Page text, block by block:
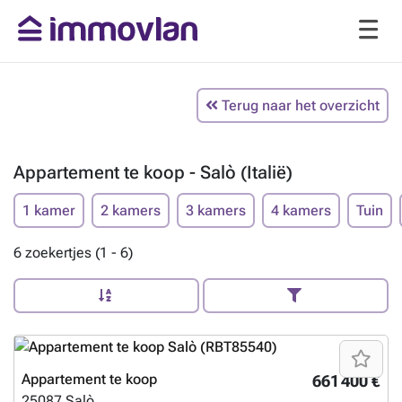
Terug naar het overzicht
Appartement te koop - Salò (Italië)
1 kamer 2 kamers 3 kamers 4 kamers Tuin
6 zoekertjes (1 - 6)
661 400 €
Appartement te koop